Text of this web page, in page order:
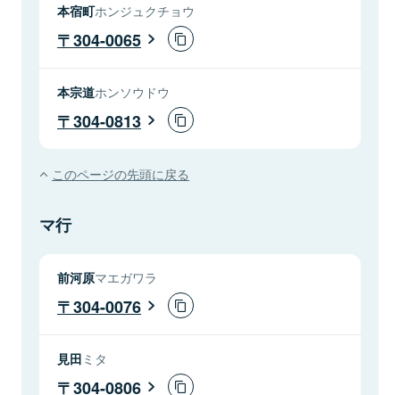
本宿町ホンジュクチョウ
304-0065
本宗道ホンソウドウ
304-0813
このページの先頭に戻る
マ行
前河原マエガワラ
304-0076
見田 ミタ
304-0806